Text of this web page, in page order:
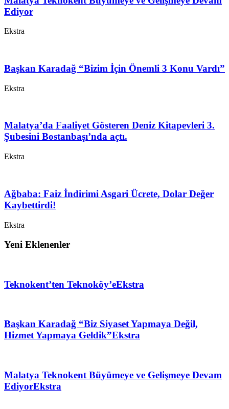
Ediyor
Ekstra
Başkan Karadağ “Bizim İçin Önemli 3 Konu Vardı”
Ekstra
Malatya’da Faaliyet Gösteren Deniz Kitapevleri 3.
Şubesini Bostanbaşı’nda açtı.
Ekstra
Ağbaba: Faiz İndirimi Asgari Ücrete, Dolar Değer
Kaybettirdi!
Ekstra
Yeni Eklenenler
Teknokent’ten Teknoköy’eEkstra
Başkan Karadağ “Biz Siyaset Yapmaya Değil,
Hizmet Yapmaya Geldik”Ekstra
Malatya Teknokent Büyümeye ve Gelişmeye Devam
EdiyorEkstra